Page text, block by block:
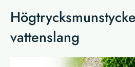
vattenslang